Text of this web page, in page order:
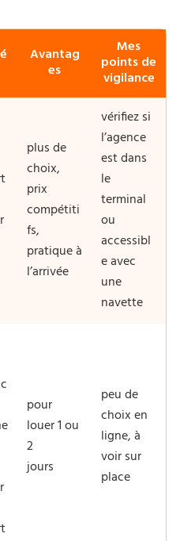
Avantag
es
Mes
points de
vigilance
plus de
choix,
prix
compétiti
fs,
pratique à
l’arrivée
vérifiez si
l’agence
est dans
le
terminal
ou
accessibl
e avec
une
navette
pour
louer 1 ou
2
jours
peu de
choix en
ligne, à
voir sur
place